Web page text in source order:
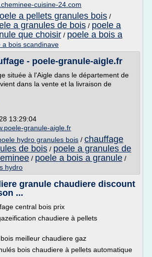
cuisine-24.com
a pellets granules bois /
a granules de bois / poele a
que choisir / poele a bois a
a bois scandinave
- poele-granule-aigle.fr
située à l'Aigle dans le département de
dans la vente et la livraison de
13:29:04
granule-aigle.fr
hydro granules bois / chauffage
de bois / poele a granules de
/ poele a bois a granule /
hydro
granule chaudiere discount
...
central bois prix
chaudiere à pellets
meilleur chaudiere gaz
bois chaudiere à pellets automatique